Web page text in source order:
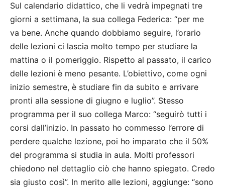
Sul calendario didattico, che li vedrà impegnati tre
giorni a settimana, la sua collega Federica: “per me
va bene. Anche quando dobbiamo seguire, l’orario
delle lezioni ci lascia molto tempo per studiare la
mattina o il pomeriggio. Rispetto al passato, il carico
delle lezioni è meno pesante. L’obiettivo, come ogni
inizio semestre, è studiare fin da subito e arrivare
pronti alla sessione di giugno e luglio”. Stesso
programma per il suo collega Marco: “seguirò tutti i
corsi dall’inizio. In passato ho commesso l’errore di
perdere qualche lezione, poi ho imparato che il 50%
del programma si studia in aula. Molti professori
chiedono nel dettaglio ciò che hanno spiegato. Credo
sia giusto così”. In merito alle lezioni, aggiunge: “sono